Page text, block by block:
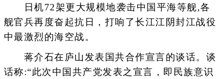
日机72架更大规模地袭击中国平海等舰,各
舰官兵再度奋起抗日，打响了长江江阴封江战役
中最激烈的海空战。
蒋介石在庐山发表国共合作宣言的谈话。谈
话称:“此次中国共产党发表之宣言，即民族意识